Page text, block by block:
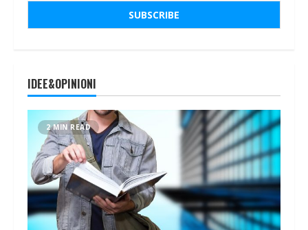
IDEE&OPINIONI
2 MIN READ